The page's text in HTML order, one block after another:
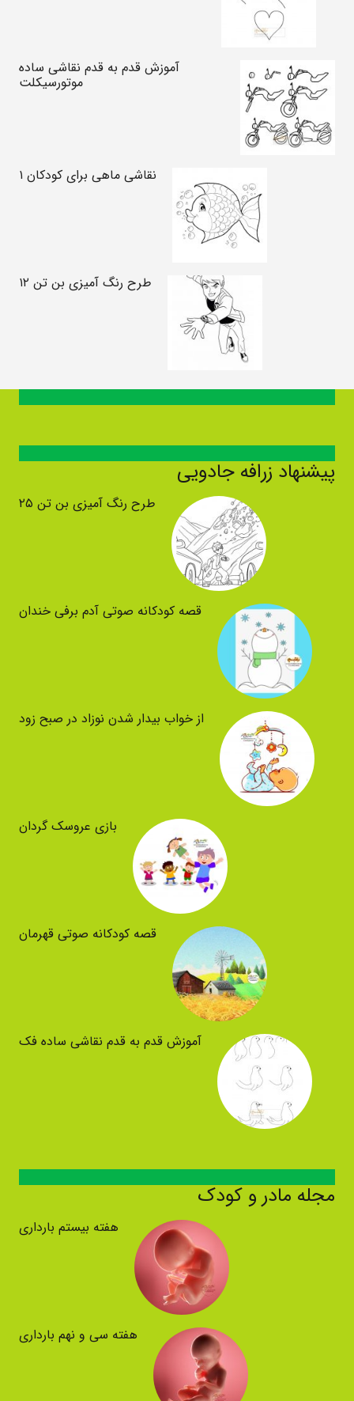
آموزش قدم به قدم نقاشی ساده
موتورسیکلت
نقاشی ماهی برای کودکان ۱
طرح رنگ آمیزی بن تن ۱۲
پیشنهاد زرافه جادویی
طرح رنگ آمیزی بن تن ۲۵
قصه کودکانه صوتی آدم برفی خندان
از خواب بیدار شدن نوزاد در صبح زود
بازی عروسک گردان
قصه کودکانه صوتی قهرمان
آموزش قدم به قدم نقاشی ساده فک
مجله مادر و کودک
هفته بیستم بارداری
هفته سی و نهم بارداری